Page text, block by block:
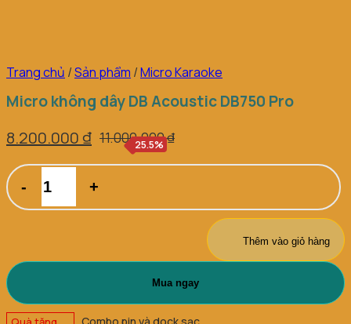
Trang chủ /Sản phẩm /Micro Karaoke
Micro không dây DB Acoustic DB750 Pro
11.000.000₫
Giá
gốc
là:
11.000.000 ₫.
8.200.000₫
Giá
hiện
tại
là:
25.5%
không
dây
DB750
lượng
Thêm vào giỏ hàng
Mua ngay